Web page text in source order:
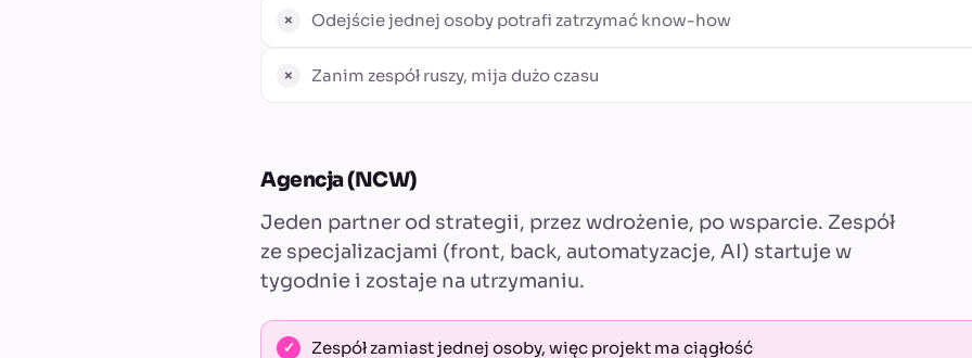
Odejście jednej osoby potrafi zatrzymać know-how
Zanim zespół ruszy, mija dużo czasu
Agencja (NCW)
Jeden partner od strategii, przez wdrożenie, po wsparcie. Zespół
ze specjalizacjami (front, back, automatyzacje, AI) startuje w
tygodnie i zostaje na utrzymaniu.
Zespół zamiast jednej osoby, więc projekt ma ciągłość